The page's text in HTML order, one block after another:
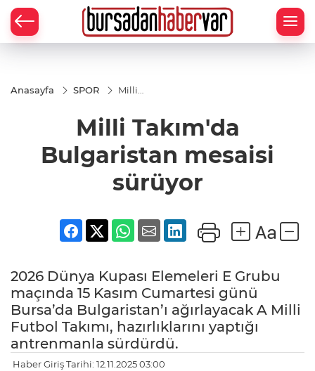
Anasayfa SPOR
Milli
mesaisi
sürüyor
Milli Takım'da
Bulgaristan mesaisi
sürüyor
2026 Dünya Kupası Elemeleri E Grubu
maçında 15 Kasım Cumartesi günü
Bursa’da Bulgaristan’ı ağırlayacak A Milli
Futbol Takımı, hazırlıklarını yaptığı
antrenmanla sürdürdü.
Haber Giriş Tarihi: 12.11.2025 03:00